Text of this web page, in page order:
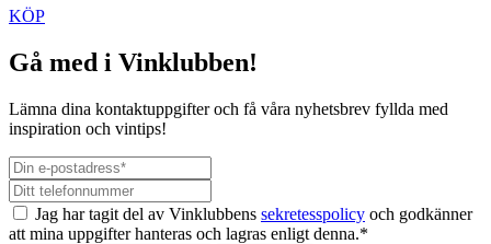
KÖP
Gå med i Vinklubben!
Lämna dina kontaktuppgifter och få våra nyhetsbrev fyllda med
inspiration och vintips!
Jag har tagit del av Vinklubbens sekretesspolicy och godkänner
att mina uppgifter hanteras och lagras enligt denna.*